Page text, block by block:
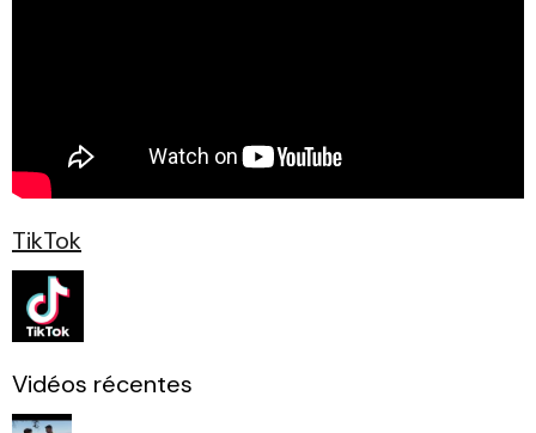
TikTok
Vidéos récentes